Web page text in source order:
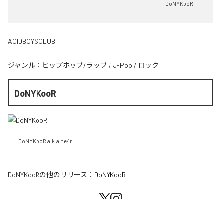
DoNYKooR
ACIDBOYSCLUB
ジャンル： ヒップホップ/ラップ / J-Pop / ロック
DoNYKooR
DoNYKooR a.k.a ne4r
DoNYKooRの他のリリース： DoNYKooR